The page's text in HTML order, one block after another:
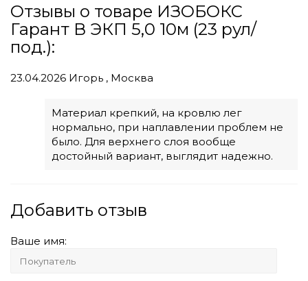
Отзывы о товаре ИЗОБОКС
Гарант В ЭКП 5,0 10м (23 рул/
под.):
23.04.2026 Игорь , Москва
Материал крепкий, на кровлю лег
нормально, при наплавлении проблем не
было. Для верхнего слоя вообще
достойный вариант, выглядит надежно.
Добавить отзыв
Ваше имя: